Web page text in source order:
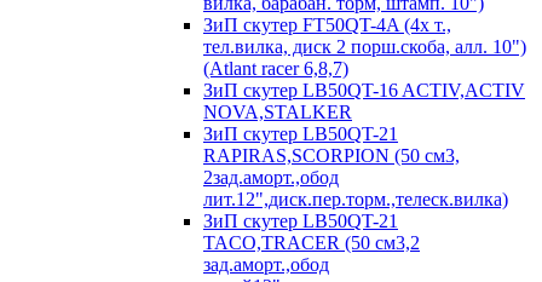
ЗиП скутер FT50QT-4A (4х т.,
тел.вилка, диск 2 порш.скоба, алл. 10")
(Atlant racer 6,8,7)
ЗиП скутер LB50QT-16 ACTIV,ACTIV
NOVA,STALKER
ЗиП скутер LB50QT-21
RAPIRAS,SCORPION (50 см3,
2зад.аморт.,обод
лит.12",диск.пер.торм.,телеск.вилка)
ЗиП скутер LB50QT-21
TACO,TRACER (50 см3,2
зад.аморт.,обод